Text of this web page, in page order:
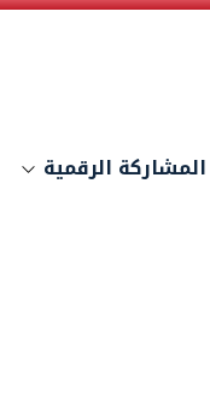
الخدمات
المشاركة الرقمية